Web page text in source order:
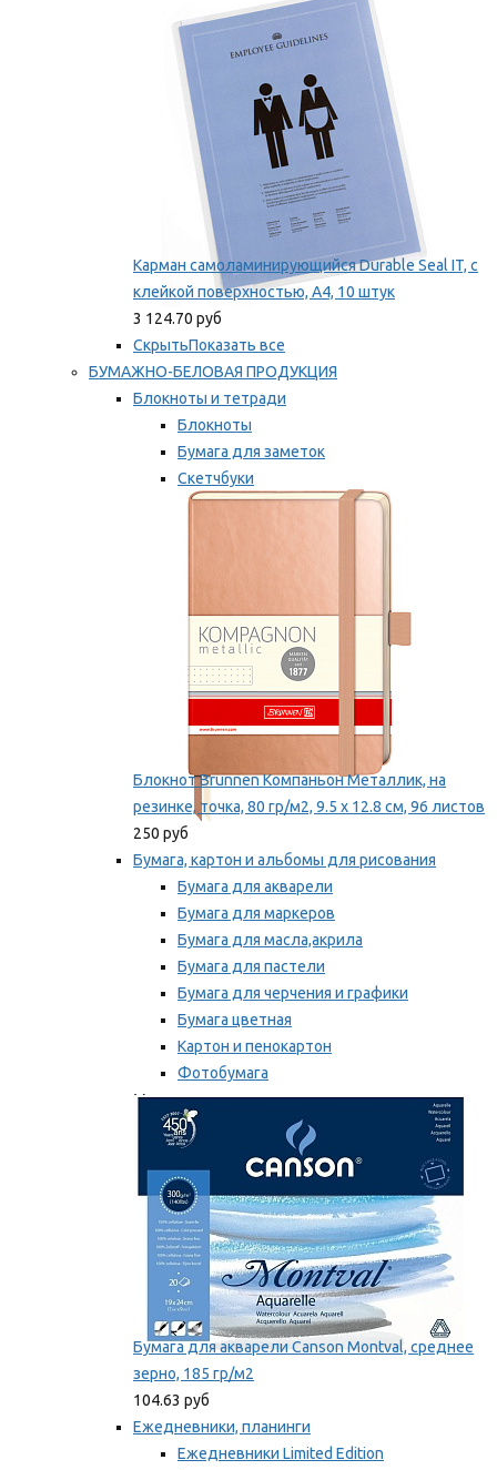
Мы рекомендуем
Карман самоламинирующийся Durable Seal IT, с
клейкой поверхностью, A4, 10 штук
3 124.70 руб
СкрытьПоказать все
БУМАЖНО-БЕЛОВАЯ ПРОДУКЦИЯ
Блокноты и тетради
Блокноты
Бумага для заметок
Скетчбуки
Тетради
Блокнот Brunnen Компаньон Металлик, на
резинке, точка, 80 гр/м2, 9.5 х 12.8 см, 96 листов
250 руб
Бумага, картон и альбомы для рисования
Бумага для акварели
Бумага для маркеров
Бумага для масла,акрила
Бумага для пастели
Бумага для черчения и графики
Бумага цветная
Картон и пенокартон
Фотобумага
Мы рекомендуем
Бумага для акварели Canson Montval, среднее
зерно, 185 гр/м2
104.63 руб
Ежедневники, планинги
Ежедневники Limited Edition